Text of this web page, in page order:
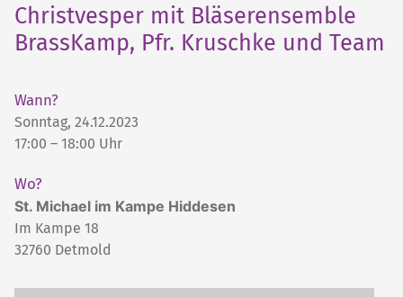
Christvesper mit Bläserensemble
BrassKamp, Pfr. Kruschke und Team
Wann?
Sonntag, 24.12.2023
17:00 – 18:00 Uhr
Wo?
St. Michael im Kampe Hiddesen
Im Kampe 18
32760 Detmold